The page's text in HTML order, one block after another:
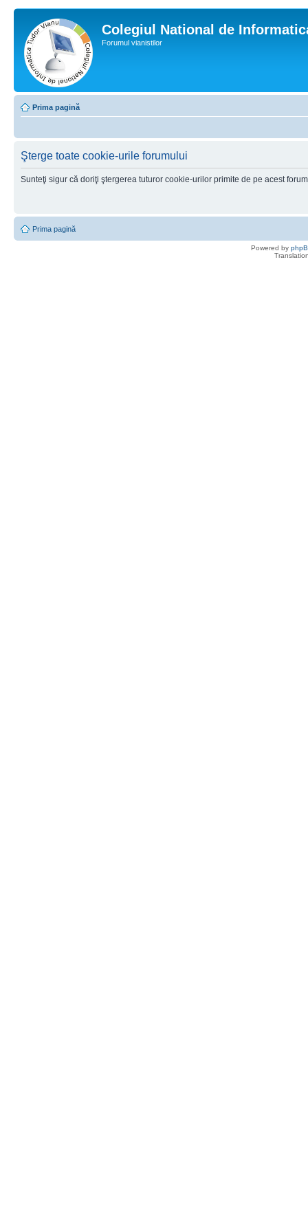
Colegiul National de
Forumul vianistilor
Prima pagină
Şterge toate cookie-urile forumului
Sunteţi sigur că doriţi ştergerea tuturor cookie-urilor primite de pe acest
Prima pagină
Powered by